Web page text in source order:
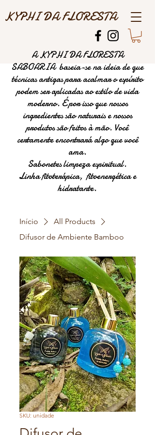
KYPHI DA FLORESTA
A KYPHI DA FLORESTA
SABOARIA baseia-se na ideia de que
técnicas antigas para acalmar o espírito
podem ser aplicadas ao estilo de vida
moderno. É por isso que nossos
ingredientes são naturais e nossos
produtos são feitos à mão. Você
certamente encontrará algo que você
ama.
Sabonetes limpeza espiritual.
Linha fitoterápica, fitoenergética e
hidratante.
Início
All Products
Difusor de Ambiente Bamboo
SKU: unidade